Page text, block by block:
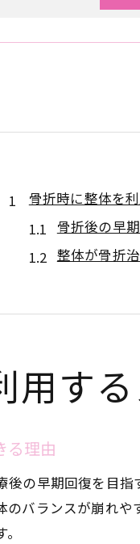
骨折時に整体を
骨折後の早
整体が骨折
池袋で整体
整体では骨
整形外科と整体
骨折時に整
整形外科の
整体利用時
用す
る理由
の早期回復を目
バランスが崩れ